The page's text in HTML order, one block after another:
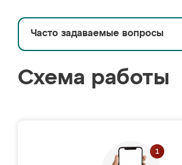
Часто задаваемые вопросы
Схема работы